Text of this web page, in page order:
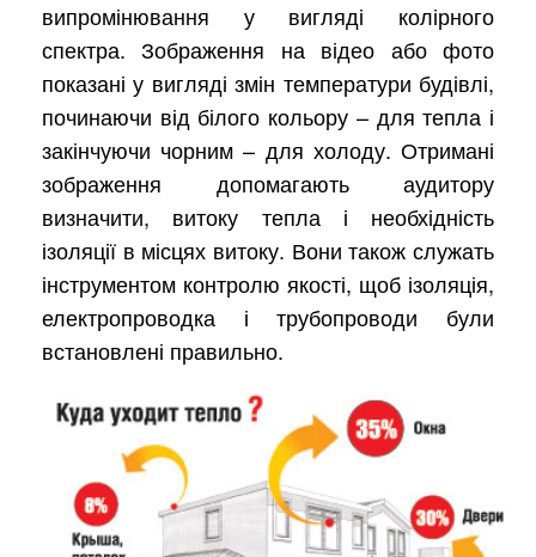
випромінювання у вигляді колірного
спектра. Зображення на відео або фото
показані у вигляді змін температури будівлі,
починаючи від білого кольору – для тепла і
закінчуючи чорним – для холоду. Отримані
зображення допомагають аудитору
визначити, витоку тепла і необхідність
ізоляції в місцях витоку. Вони також служать
інструментом контролю якості, щоб ізоляція,
електропроводка і трубопроводи були
встановлені правильно.